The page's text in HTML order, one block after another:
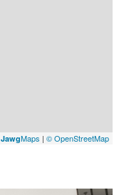
JawgMaps | © OpenStreetMap